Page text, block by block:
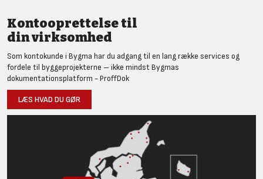
Kontooprettelse til
din virksomhed
Som kontokunde i Bygma har du adgang til en lang række services og
fordele til byggeprojekterne – ikke mindst Bygmas
dokumentationsplatform - ProffDok
LÆS HVAD DU GØR